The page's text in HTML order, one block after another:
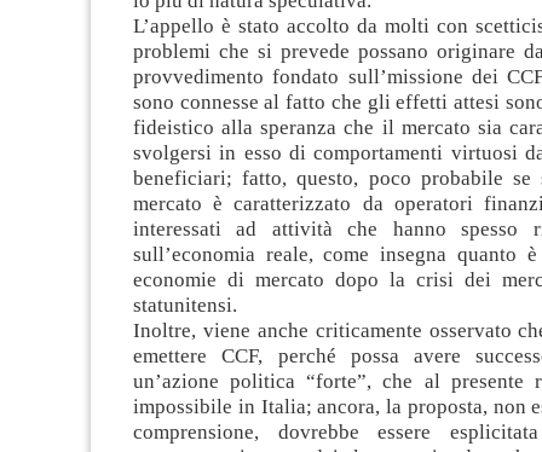
L’appello è stato accolto da molti con
problemi che si prevede possano originare
provvedimento fondato sull’missione dei
sono connesse al fatto che gli effetti attesi
fideistico alla speranza che il mercato sia
svolgersi in esso di comportamenti virtuosi
beneficiari; fatto, questo, poco probabile
mercato è caratterizzato da operatori
interessati ad attività che hanno spesso
sull’economia reale, come insegna quanto
economie di mercato dopo la crisi dei
statunitensi.
Inoltre, viene anche criticamente osservato
emettere CCF, perché possa avere
un’azione politica “forte”, che al presente
impossibile in Italia; ancora, la proposta, non
comprensione, dovrebbe essere